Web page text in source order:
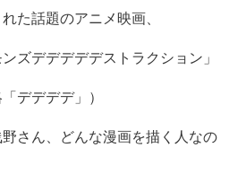
た話題のアニメ映画、
ズデデデデデストラクション」
デデデデ」）
さん、どんな漫画を描く人なの